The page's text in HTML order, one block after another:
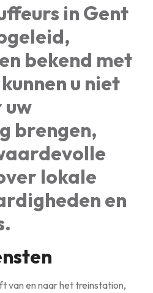
in Gent
bekend met
u niet
uw
brengen,
lokale
en
van en naar het treinstation,